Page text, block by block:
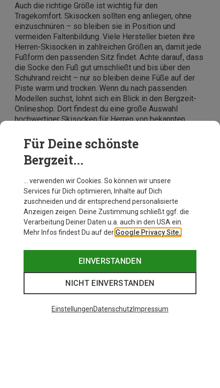
Auch die richtige Größe ist wichtig für den
Tragekomfort. Skisocken sollten eng anliegen, ohne
einzuschnüren – so bleiben sie in Position und
vermeiden Faltenbildung. Viele Hersteller bieten ihre
Herren-Skisocken in zahlreichen Größen an, damit jede
Fußform den passenden Sitz findet. Achte darauf, dass
die Socke den Fuß gut umschließt und bis über den
Schuhrand reicht – nur so bleiben deine Füße auf der
Piste warm und trocken. Wenn du nach passenden
Modellen suchst, lohnt sich ein Blick in den Bergzeit-
Onlineshop: Dort findest du eine große Auswahl
hochwertiger Skisocken für Herren von bekannten
Passform, jedes Materialbedürfnis und jeden Anspruch.
Für Deine schönste
Bergzeit...
… verwenden wir Cookies. So können wir unsere
Services für Dich optimieren, Inhalte auf Dich
zuschneiden und dir entsprechend personalisierte
Anzeigen zeigen. Deine Zustimmung schließt ggf. die
Verarbeitung Deiner Daten u.a. auch in den USA ein.
Mehr Infos findest Du auf der Google Privacy Site.
EINVERSTANDEN
NICHT EINVERSTANDEN
EinstellungenDatenschutz Impressum